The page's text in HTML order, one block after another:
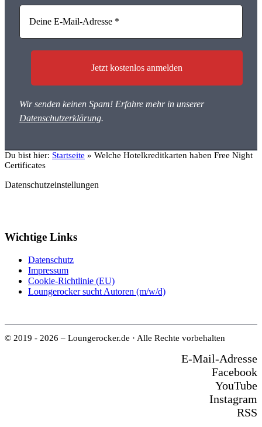
Wir senden keinen Spam! Erfahre mehr in unserer
Datenschutzerklärung.
Du bist hier: Startseite » Welche Hotelkreditkarten haben Free Night
Certificates
Datenschutzeinstellungen
Wichtige Links
Datenschutz
Impressum
Cookie-Richtlinie (EU)
Loungerocker sucht Autoren (m/w/d)
© 2019 - 2026 – Loungerocker.de · Alle Rechte vorbehalten
E-Mail-Adresse
Facebook
YouTube
Instagram
RSS